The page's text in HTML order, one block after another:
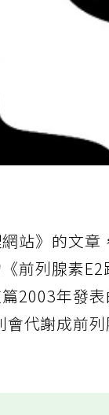
站》的文
前列腺素E2
2003年發
代謝成前